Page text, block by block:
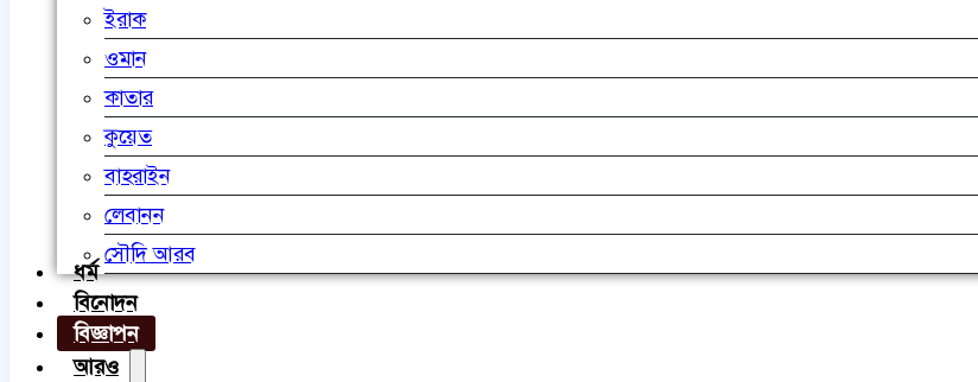
ইরাক
ওমান
কাতার
কুয়েত
বাহরাইন
লেবানন
সৌদি আরব
ধর্ম
বিনোদন
বিজ্ঞাপন
আরও